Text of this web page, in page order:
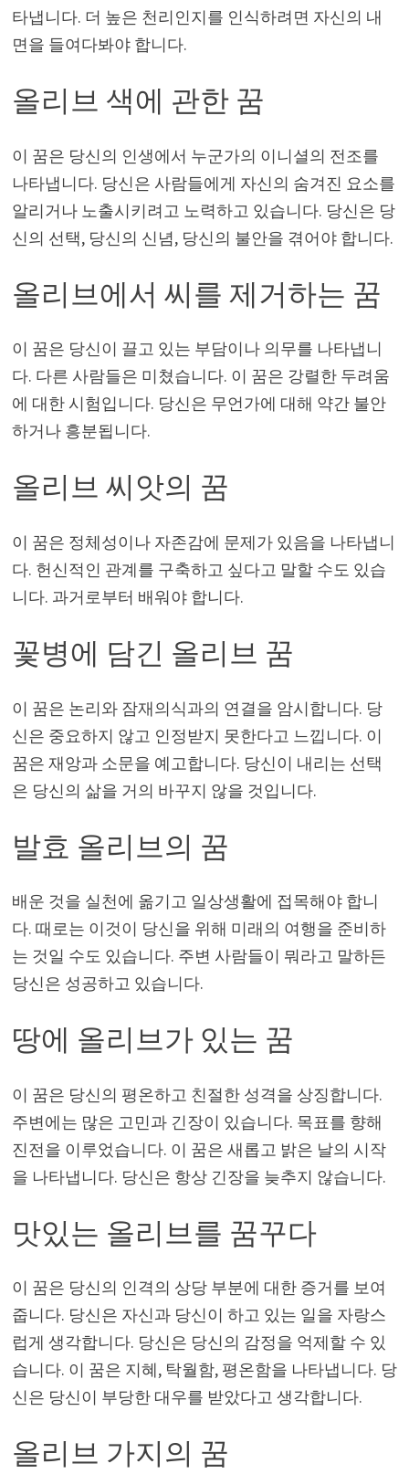
타냅니다. 더 높은 천리인지를 인식하려면 자신의 내
면을 들여다봐야 합니다.
올리브 색에 관한 꿈
이 꿈은 당신의 인생에서 누군가의 이니셜의 전조를
나타냅니다. 당신은 사람들에게 자신의 숨겨진 요소를
알리거나 노출시키려고 노력하고 있습니다. 당신은 당
신의 선택, 당신의 신념, 당신의 불안을 겪어야 합니다.
올리브에서 씨를 제거하는 꿈
이 꿈은 당신이 끌고 있는 부담이나 의무를 나타냅니
다. 다른 사람들은 미쳤습니다. 이 꿈은 강렬한 두려움
에 대한 시험입니다. 당신은 무언가에 대해 약간 불안
하거나 흥분됩니다.
올리브 씨앗의 꿈
이 꿈은 정체성이나 자존감에 문제가 있음을 나타냅니
다. 헌신적인 관계를 구축하고 싶다고 말할 수도 있습
니다. 과거로부터 배워야 합니다.
꽃병에 담긴 올리브 꿈
이 꿈은 논리와 잠재의식과의 연결을 암시합니다. 당
신은 중요하지 않고 인정받지 못한다고 느낍니다. 이
꿈은 재앙과 소문을 예고합니다. 당신이 내리는 선택
은 당신의 삶을 거의 바꾸지 않을 것입니다.
발효 올리브의 꿈
배운 것을 실천에 옮기고 일상생활에 접목해야 합니
다. 때로는 이것이 당신을 위해 미래의 여행을 준비하
는 것일 수도 있습니다. 주변 사람들이 뭐라고 말하든
당신은 성공하고 있습니다.
땅에 올리브가 있는 꿈
이 꿈은 당신의 평온하고 친절한 성격을 상징합니다.
주변에는 많은 고민과 긴장이 있습니다. 목표를 향해
진전을 이루었습니다. 이 꿈은 새롭고 밝은 날의 시작
을 나타냅니다. 당신은 항상 긴장을 늦추지 않습니다.
맛있는 올리브를 꿈꾸다
이 꿈은 당신의 인격의 상당 부분에 대한 증거를 보여
줍니다. 당신은 자신과 당신이 하고 있는 일을 자랑스
럽게 생각합니다. 당신은 당신의 감정을 억제할 수 있
습니다. 이 꿈은 지혜, 탁월함, 평온함을 나타냅니다. 당
신은 당신이 부당한 대우를 받았다고 생각합니다.
올리브 가지의 꿈